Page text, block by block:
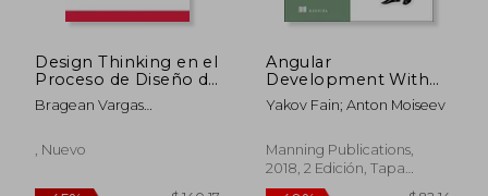
Design Thinking en el
Proceso de Diseño de
Experiencias de
Usuario
Bragean Vargas
Hanampa/Mauricio
Maldonado Portilla
, Nuevo
Angular
Development With
Typescript_P1 (en
Inglés)
Yakov Fain; Anton Moiseev
Manning Publications,
2018, 2 Edición, Tapa
Blanda, Nuevo